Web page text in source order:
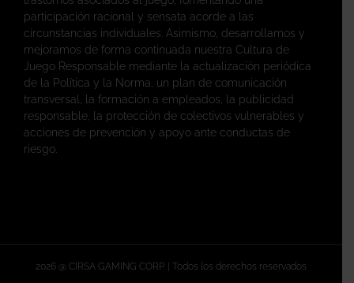
participación racional y sensata acorde a las
circunstancias individuales. Asimismo, desarrollamos y
mejoramos de forma continuada nuestra Cultura de
Juego Responsable mediante la actualización periódica
de la Política y la Norma, un plan de comunicación
transversal, la formación a empleados, la publicidad
responsable, la protección de colectivos vulnerables y
acciones de prevención y apoyo ante conductas de
riesgo.
2026 @ CIRSA GAMING CORP. | Todos los derechos reservados